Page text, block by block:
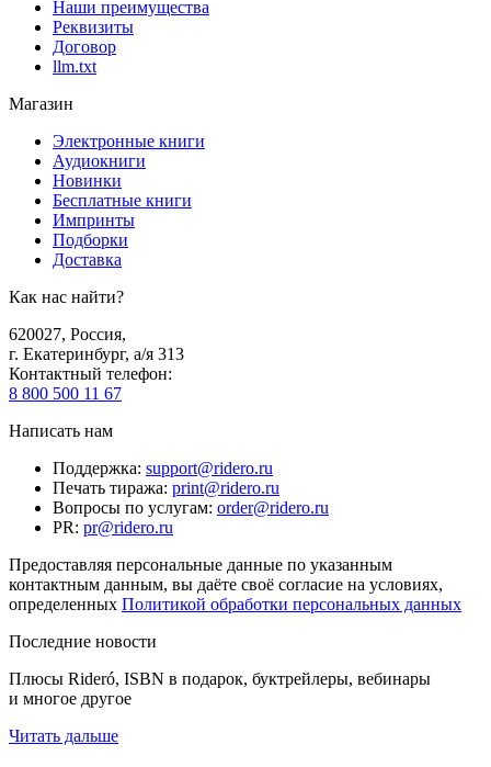
Наши преимущества
Реквизиты
Договор
llm.txt
Магазин
Электронные книги
Аудиокниги
Новинки
Бесплатные книги
Импринты
Подборки
Доставка
Как нас найти?
620027, Россия,
г. Екатеринбург, а/я 313
Контактный телефон:
8 800 500 11 67
Написать нам
Поддержка: support@ridero.ru
Печать тиража: print@ridero.ru
Вопросы по услугам: order@ridero.ru
PR: pr@ridero.ru
Предоставляя персональные данные по указанным
контактным данным, вы даёте своё согласие на условиях,
определенных Политикой обработки персональных данных
Последние новости
Плюсы Rideró, ISBN в подарок, буктрейлеры, вебинары
и многое другое
Читать дальше